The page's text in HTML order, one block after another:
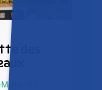
des
(94)